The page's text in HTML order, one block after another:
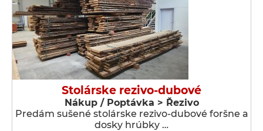
Stolárske rezivo-dubové
Nákup / Poptávka > Řezivo
Predám sušené stolárske rezivo-dubové foršne a
dosky hrúbky …